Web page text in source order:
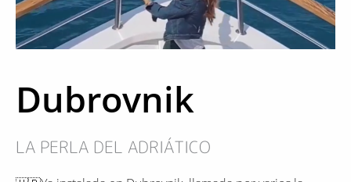
Dubrovnik
LA PERLA DEL ADRIÁTICO